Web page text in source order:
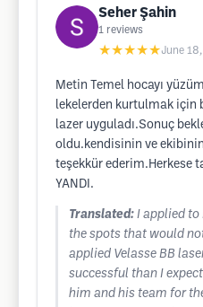
Seher Şahin
1 reviews
★★★★★June
Metin Temel hocayı
lekelerden kurtulmak için
lazer uyguladı.Sonuç
oldu.kendisinin ve
teşekkür ederim.Herkese
YANDI.
Translated: I applied to
the spots that would
applied Velasse BB
successful than I
him and his team for